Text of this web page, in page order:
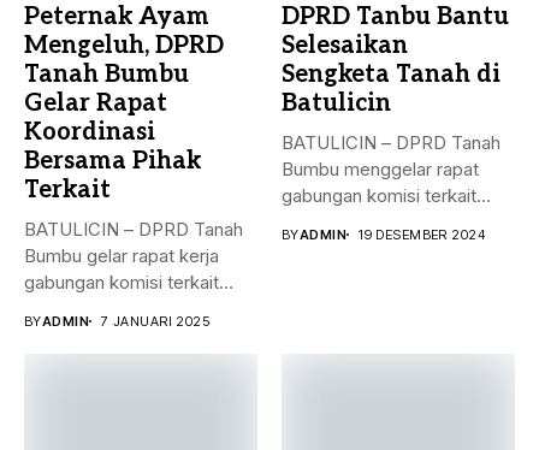
Peternak Ayam
Mengeluh, DPRD
Tanah Bumbu
Gelar Rapat
Koordinasi
Bersama Pihak
Terkait
BATULICIN – DPRD Tanah
Bumbu gelar rapat kerja
gabungan komisi terkait
BYADMIN 7 JANUARI 2025
DPRD Tanbu Bantu
Selesaikan
Sengketa Tanah di
Batulicin
BATULICIN – DPRD Tanah
Bumbu menggelar rapat
gabungan komisi terkait
BYADMIN 19 DESEMBER 2024